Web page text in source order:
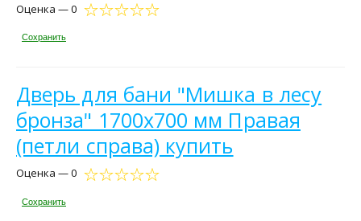
Оценка — 0
Сохранить
Дверь для бани "Мишка в лесу
бронза" 1700х700 мм Правая
(петли справа) купить
Оценка — 0
Сохранить